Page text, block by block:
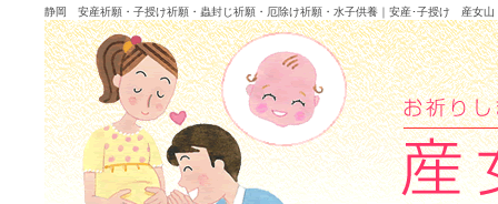
静岡 安産祈願・子授け祈願・蟲封じ祈願・厄除け祈願・水子供養｜安産･子授け 産女